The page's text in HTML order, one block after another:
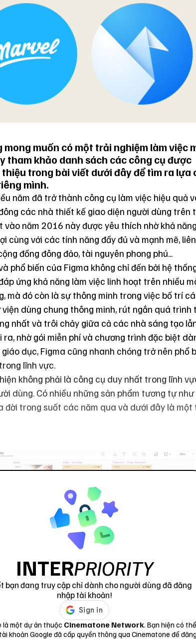
mong muốn có một trải nghiệm làm việc
tham khảo danh sách các công cụ được
trong bài viết dưới đây để tìm ra lựa
mình.
năm đã trở thành công cụ làm việc hiệu quả
các nhà thiết kế giao diện người dùng trên
vào năm 2016 này được yêu thích nhờ khả
cùng với các tính năng đầy đủ và mạnh mẽ,
đồng đông đảo, tài nguyên phong phú...
phổ biến của Figma không chỉ đến bởi hệ
ứng khả năng làm việc linh hoạt trên nhiều
mà đó còn là sự thông minh trong việc bố trí
dùng chung thông minh, rút ngắn quá trình
nhất và trôi chảy giữa cả các nhà sáng tạo
ra, nhờ gói miễn phí và chương trình đặc biệt
dục, Figma cũng nhanh chóng trở nên phổ
lĩnh vực.
không phải là công cụ duy nhất trong lĩnh
dùng. Có nhiều những sản phẩm tương tự như
đời trong suốt các năm qua và dưới đây là một
INTERPRIORITY
bạn đang truy cập chỉ dành cho người dùng đã đăng
nhập tài khoản!
là một dự án thuộc Cinematone Network . Bạn hiện có thể
khoản Google đã cấp quyền thông qua Cinematone để